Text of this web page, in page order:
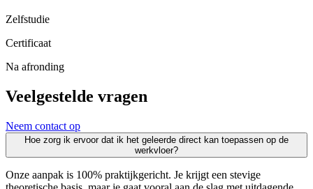
Zelfstudie
Certificaat
Na afronding
Veelgestelde vragen
Neem contact op
Hoe zorg ik ervoor dat ik het geleerde direct kan toepassen op de
werkvloer?
Onze aanpak is 100% praktijkgericht. Je krijgt een stevige